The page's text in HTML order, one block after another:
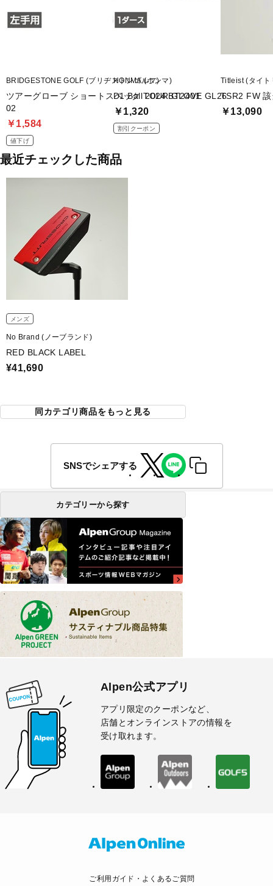
BRIDGESTONE GOLF (ブリヂストンゴルフ)
ツアーグローブ ショートスペック TOUR GLOVE GL26
02
￥1,584
値下げ
HONMA (ホンマ)
D1 Ball 2024 BT2401
￥1,320
割引クーポン
Titleist (タイト
TSR2 FW 該
￥13,090
最近チェックした商品
メンズ
No Brand (ノーブランド)
RED BLACK LABEL
¥41,690
同カテゴリ商品をもっと見る
SNSでシェアする
カテゴリーから探す
Alpen公式アプリ
アプリ限定のクーポンなど、
店舗とオンラインストアの情報を
受け取れます。
ご利用ガイド・よくあるご質問